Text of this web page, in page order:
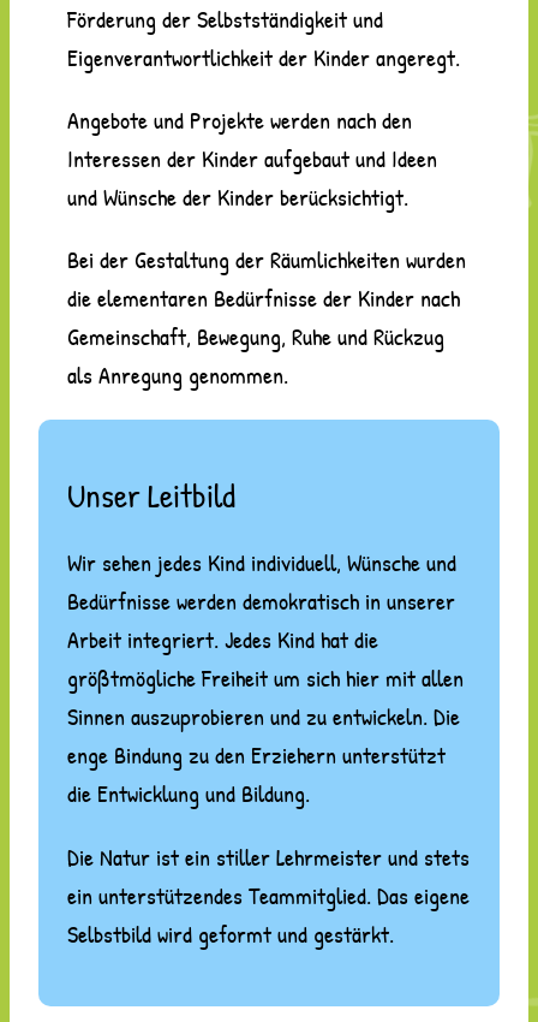
Förderung der Selbstständigkeit und
Eigenverantwortlichkeit der Kinder angeregt.
Angebote und Projekte werden nach den
Interessen der Kinder aufgebaut und Ideen
und Wünsche der Kinder berücksichtigt.
Bei der Gestaltung der Räumlichkeiten wurden
die elementaren Bedürfnisse der Kinder nach
Gemeinschaft, Bewegung, Ruhe und Rückzug
als Anregung genommen.
Unser Leitbild
Wir sehen jedes Kind individuell, Wünsche und
Bedürfnisse werden demokratisch in unserer
Arbeit integriert. Jedes Kind hat die
größtmögliche Freiheit um sich hier mit allen
Sinnen auszuprobieren und zu entwickeln. Die
enge Bindung zu den Erziehern unterstützt
die Entwicklung und Bildung.
Die Natur ist ein stiller Lehrmeister und stets
ein unterstützendes Teammitglied. Das eigene
Selbstbild wird geformt und gestärkt.